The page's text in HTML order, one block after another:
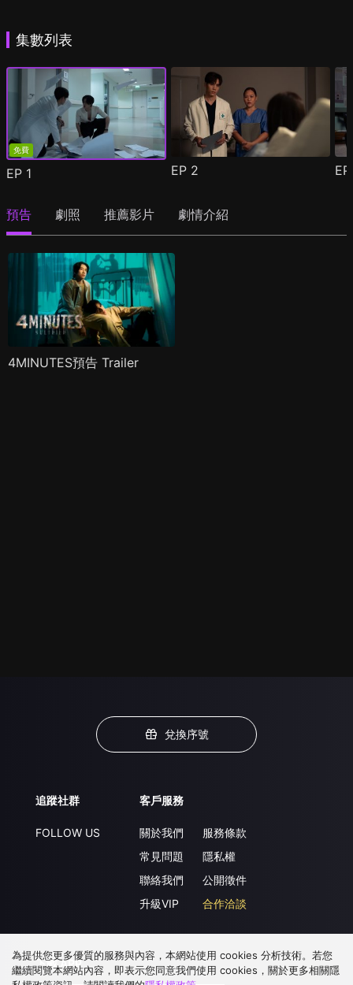
集數列表
免費
EP 1 EP 2
預告 劇照 推薦影片 劇情介紹
4MINUTES預告 Trailer
兌換序號
追蹤社群
FOLLOW US
客戶服務
關於我們
常見問題
聯絡我們
升級VIP
服務條款
隱私權
公開徵件
合作洽談
下載 APP
為提供您更多優質的服務與內容，本網站使用 cookies 分析技術。若您
繼續閱覽本網站內容，即表示您同意我們使用 cookies，關於更多相關隱